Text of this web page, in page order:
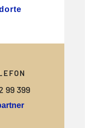
99 399